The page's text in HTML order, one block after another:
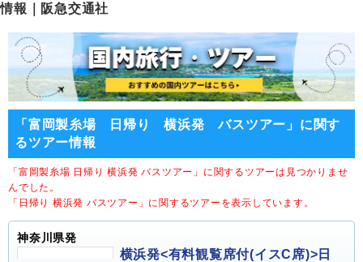
情報｜阪急交通社
「富岡製糸場 日帰り 横浜発 バスツアー」に関す
るツアー情報
「富岡製糸場 日帰り 横浜発 バスツアー」に関するツアーは見つかりませ
んでした。
「日帰り 横浜発 バスツアー」に関するツアーを表示しています。
神奈川県発
横浜発<有料観覧席付(イスC席)>日